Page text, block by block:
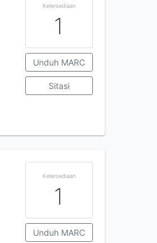
Ketersediaan
1
Unduh MARC
Sitasi
Ketersediaan
1
Unduh MARC